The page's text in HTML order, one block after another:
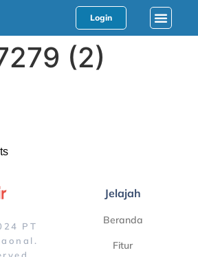
Login
(2)
PT
Jelajah
Beranda
Fitur